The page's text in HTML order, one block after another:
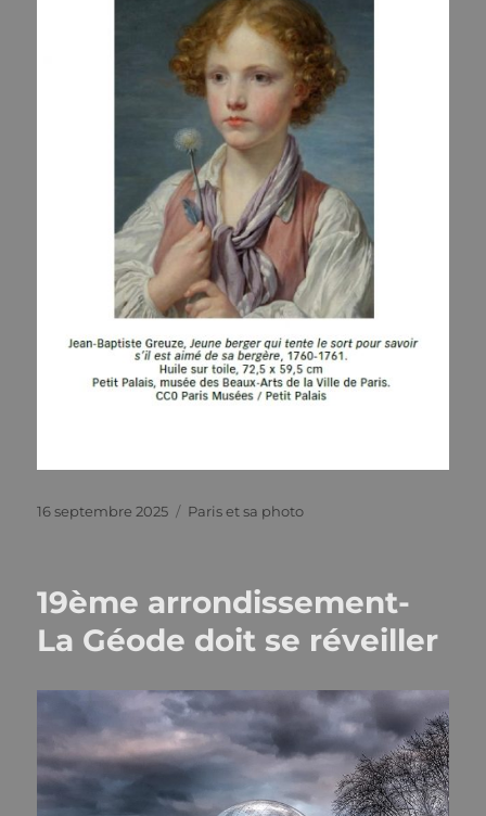
Publié
16 septembre 2025 Catégories
Paris et sa photo
19ème arrondissement-
La Géode doit se réveiller